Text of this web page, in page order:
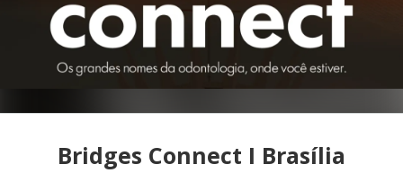
Bridges Connect I Brasília